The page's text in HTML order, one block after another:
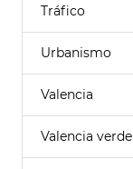
Tráfico
Urbanismo
Valencia
Valencia verde